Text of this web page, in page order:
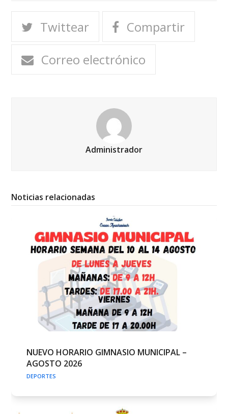
Twittear
Compartir
Correo electrónico
Administrador
Noticias relacionadas
NUEVO HORARIO GIMNASIO MUNICIPAL –
AGOSTO 2026
DEPORTES